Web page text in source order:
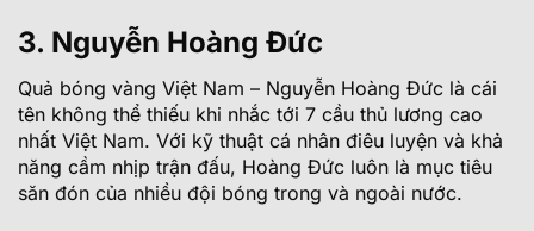
3. Nguyễn Hoàng Đức
Quả bóng vàng Việt Nam – Nguyễn Hoàng Đức là cái
tên không thể thiếu khi nhắc tới 7 cầu thủ lương cao
nhất Việt Nam. Với kỹ thuật cá nhân điêu luyện và khả
năng cầm nhịp trận đấu, Hoàng Đức luôn là mục tiêu
săn đón của nhiều đội bóng trong và ngoài nước.